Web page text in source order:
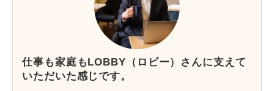
仕事も家庭もLOBBY（ロビー）さんに支えて
いただいた感じです。